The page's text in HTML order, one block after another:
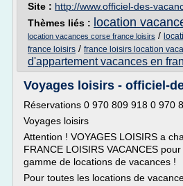
Site : http://www.officiel-des-
Thèmes liés : location
location vacances corse france loisirs /
france loisirs / france loisirs location
d'appartement vacances en
Voyages loisirs - officiel-
Réservations 0 970 809 918 0 970
Voyages loisirs
Attention ! VOYAGES LOISIRS a
FRANCE LOISIRS VACANCES
gamme de locations de vacances !
Pour toutes les locations de